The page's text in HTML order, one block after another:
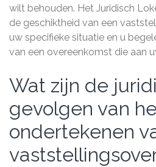
wilt behouden. Het Juridisch
de geschiktheid van een
uw specifieke situatie en u
van een overeenkomst die aan
Wat zijn de
gevolgen van
ondertekenen